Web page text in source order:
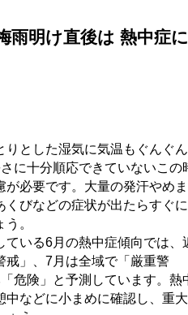
雨明け直後は 熱中症に
りとした湿気に気温もぐんぐん
に十分順応できていないこの
必要です。大量の発汗やめま
くびなどの症状が出たらすぐに
。
ている6月の熱中症傾向では、
戒」、7月は全域で「厳重警
危険」と予測しています。熱
中などに小まめに確認し、重大